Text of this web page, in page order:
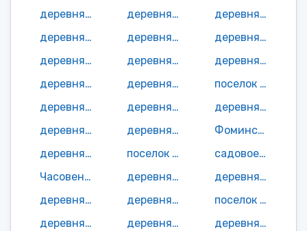
деревня Телятниково
деревня Терехово
деревня Терманы
деревня Тимохово
деревня Типиницы
деревня Тихвин Бор
деревня Толвуйский Бор
деревня Толвуя
деревня Траково
деревня Тунат-Река
деревня Угловщина
поселок Узкая Салма
деревня Узкие
деревня Усть-Путка
деревня Усть-Яндома
деревня Федотово
деревня Фомино
Фоминская деревня
деревня Хашезеро
поселок Хижозеро
садовое неком-е товарищество Чайка СОТ
Часовенская деревня
деревня Чебино
деревня Челмужи
деревня Черкасы
деревня Шаболино
поселок Шалговаара
деревня Шалговаара
деревня Шильтя
деревня Шлямино